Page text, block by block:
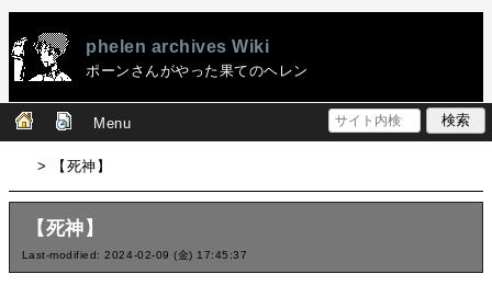
phelen archives Wiki
ポーンさんがやった果てのヘレン
Menu
> 【死神】
【死神】
Last-modified: 2024-02-09 (金) 17:45:37